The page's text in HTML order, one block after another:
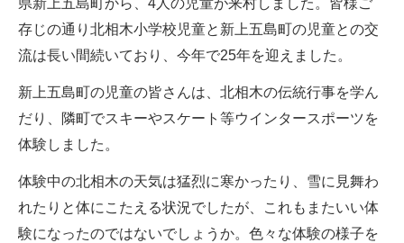
県新上五島町から、4人の児童が来村しました。皆様ご
存じの通り北相木小学校児童と新上五島町の児童との交
流は長い間続いており、今年で25年を迎えました。
新上五島町の児童の皆さんは、北相木の伝統行事を学ん
だり、隣町でスキーやスケート等ウインタースポーツを
体験しました。
体験中の北相木の天気は猛烈に寒かったり、雪に見舞わ
れたりと体にこたえる状況でしたが、これもまたいい体
験になったのではないでしょうか。色々な体験の様子を